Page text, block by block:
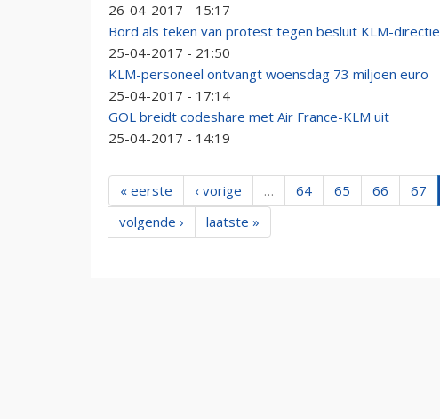
26-04-2017 - 15:17
Bord als teken van protest tegen besluit KLM-directie
25-04-2017 - 21:50
KLM-personeel ontvangt woensdag 73 miljoen euro
25-04-2017 - 17:14
GOL breidt codeshare met Air France-KLM uit
25-04-2017 - 14:19
« eerste ‹ vorige … 64 65 66 67
volgende ›
laatste »